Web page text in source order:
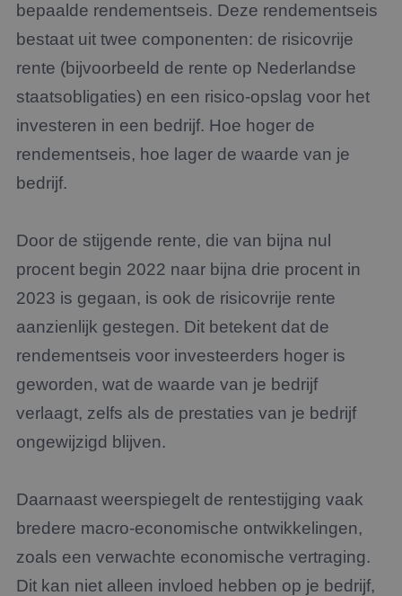
bepaalde rendementseis. Deze rendementseis
bestaat uit twee componenten: de risicovrije
rente (bijvoorbeeld de rente op Nederlandse
staatsobligaties) en een risico-opslag voor het
investeren in een bedrijf. Hoe hoger de
rendementseis, hoe lager de waarde van je
bedrijf.
Door de stijgende rente, die van bijna nul
procent begin 2022 naar bijna drie procent in
2023 is gegaan, is ook de risicovrije rente
aanzienlijk gestegen. Dit betekent dat de
rendementseis voor investeerders hoger is
geworden, wat de waarde van je bedrijf
verlaagt, zelfs als de prestaties van je bedrijf
ongewijzigd blijven.
Daarnaast weerspiegelt de rentestijging vaak
bredere macro-economische ontwikkelingen,
zoals een verwachte economische vertraging.
Dit kan niet alleen invloed hebben op je bedrijf,